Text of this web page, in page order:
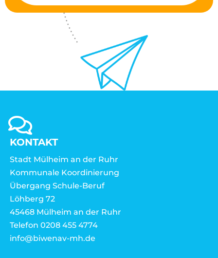
KONTAKT
Stadt Mülheim an der Ruhr
Kommunale Koordinierung
Übergang Schule-Beruf
Löhberg 72
45468 Mülheim an der Ruhr
Telefon 0208 455 4774
info@biwenav-mh.de